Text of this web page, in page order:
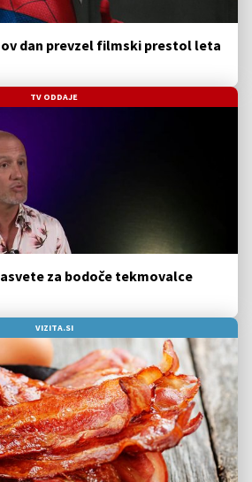
dan prevzel filmski prestol leta
TV ODDAJE
za bodoče tekmovalce
VIZITA.SI